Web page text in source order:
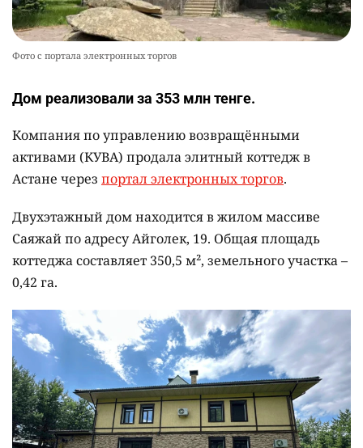
Фото с портала электронных торгов
Дом реализовали за 353 млн тенге.
Компания по управлению возвращёнными
активами (КУВА) продала элитный коттедж в
Астане через портал электронных торгов.
Двухэтажный дом находится в жилом массиве
Саяжай по адресу Айголек, 19. Общая площадь
коттеджа составляет 350,5 м², земельного участка –
0,42 га.